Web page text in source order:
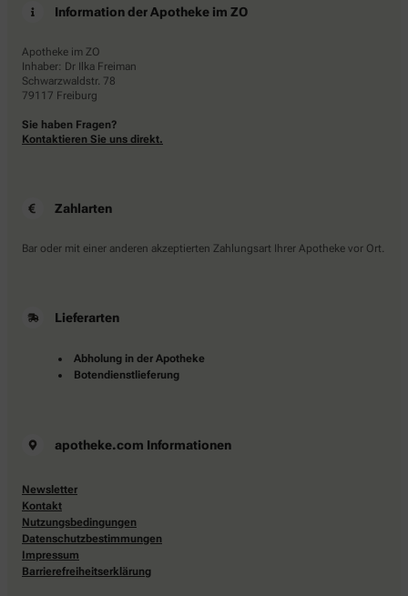
Information der Apotheke im ZO
Apotheke im ZO
Inhaber: Dr Ilka Freiman
Schwarzwaldstr. 78
79117 Freiburg
Sie haben Fragen?
Kontaktieren Sie uns direkt.
Zahlarten
Bar oder mit einer anderen akzeptierten Zahlungsart Ihrer Apotheke vor Ort.
Lieferarten
Abholung in der Apotheke
Botendienstlieferung
apotheke.com Informationen
Newsletter
Kontakt
Nutzungsbedingungen
Datenschutzbestimmungen
Impressum
Barrierefreiheitserklärung